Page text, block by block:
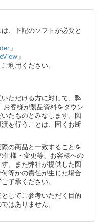
、下記のソフトが必要と
」
」
利用ください。
ただける方に対して、弊
お客様が製品資料をダウン
たものとみなします。図
を行うことは、固くお断
の商品と一致することを
仕様・変更等、お客様への
。また弊社が提供した図
等かの責任が生じた場合
了承ください。
してご参考いただく目的
はありません。